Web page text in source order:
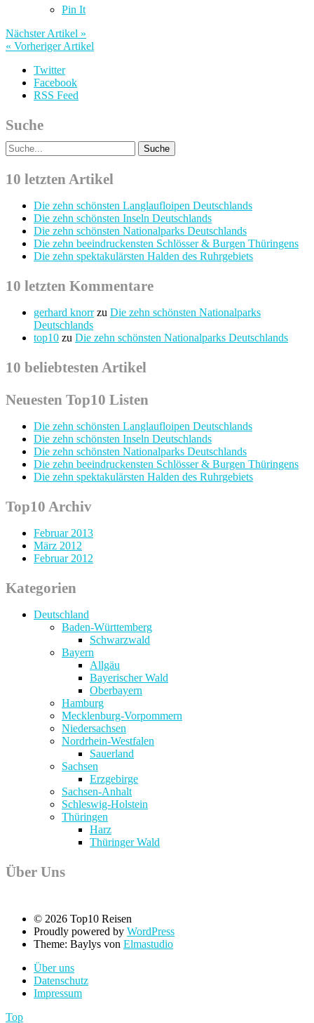
Pin It
Nächster Artikel »
« Vorheriger Artikel
Twitter
Facebook
RSS Feed
Suche
10 letzten Artikel
Die zehn schönsten Langlaufloipen Deutschlands
Die zehn schönsten Inseln Deutschlands
Die zehn schönsten Nationalparks Deutschlands
Die zehn beeindruckensten Schlösser & Burgen Thüringens
Die zehn spektakulärsten Halden des Ruhrgebiets
10 letzten Kommentare
gerhard knorrzu Die zehn schönsten Nationalparks
Deutschlands
top10 zu Die zehn schönsten Nationalparks Deutschlands
10 beliebtesten Artikel
Neuesten Top10 Listen
Die zehn schönsten Langlaufloipen Deutschlands
Die zehn schönsten Inseln Deutschlands
Die zehn schönsten Nationalparks Deutschlands
Die zehn beeindruckensten Schlösser & Burgen Thüringens
Die zehn spektakulärsten Halden des Ruhrgebiets
Top10 Archiv
Februar 2013
März 2012
Februar 2012
Kategorien
Deutschland
Baden-Württemberg
Schwarzwald
Bayern
Allgäu
Bayerischer Wald
Oberbayern
Hamburg
Mecklenburg-Vorpommern
Niedersachsen
Nordrhein-Westfalen
Sauerland
Sachsen
Erzgebirge
Sachsen-Anhalt
Schleswig-Holstein
Thüringen
Harz
Thüringer Wald
Über Uns
© 2026 Top10 Reisen
Proudly powered by WordPress
Theme: Baylys von Elmastudio
Über uns
Datenschutz
Impressum
Top